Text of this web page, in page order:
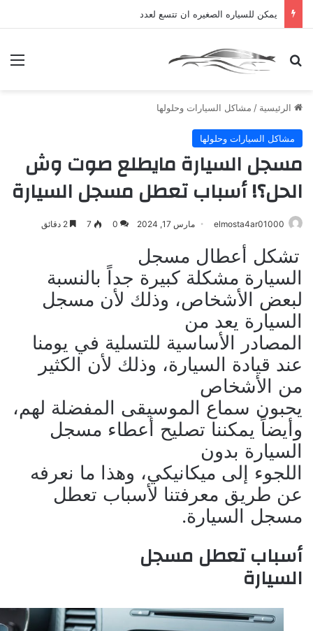
يمكن للسياره الصغيره ان تتسع لعدد
بحث عن
الرئيسية / مشاكل السيارات وحلولها
مشاكل السيارات وحلولها
مسجل السيارة مايطلع صوت وش
الحل؟! أسباب تعطل مسجل السيارة
elmosta4ar01000 مارس 17, 2024 0
7
تشكل أعطال مسجل
السيارة مشكلة كبيرة جداً بالنسبة
لبعض الأشخاص، وذلك لأن مسجل
السيارة يعد من
المصادر الأساسية للتسلية في يومنا
عند قيادة السيارة، وذلك لأن الكثير
من الأشخاص
يحبون سماع الموسيقى المفضلة لهم،
وأيضاً يمكننا تصليح أعطاء مسجل
السيارة بدون
اللجوء إلى ميكانيكي، وهذا ما نعرفه
عن طريق معرفتنا لأسباب تعطل
مسجل السيارة.
أسباب تعطل مسجل
السيارة